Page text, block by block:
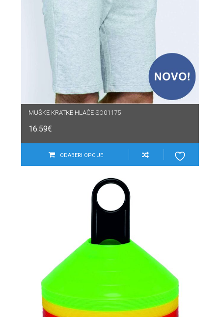
MUŠKE KRATKE HLAČE SO01175
16.59€
ODABERI OPCIJE